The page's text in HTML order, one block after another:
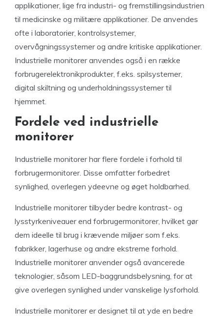
applikationer, lige fra industri- og fremstillingsindustrien
til medicinske og militære applikationer. De anvendes
ofte i laboratorier, kontrolsystemer,
overvågningssystemer og andre kritiske applikationer.
Industrielle monitorer anvendes også i en række
forbrugerelektronikprodukter, f.eks. spilsystemer,
digital skiltning og underholdningssystemer til
hjemmet.
Fordele ved industrielle
monitorer
Industrielle monitorer har flere fordele i forhold til
forbrugermonitorer. Disse omfatter forbedret
synlighed, overlegen ydeevne og øget holdbarhed.
Industrielle monitorer tilbyder bedre kontrast- og
lysstyrkeniveauer end forbrugermonitorer, hvilket gør
dem ideelle til brug i krævende miljøer som f.eks.
fabrikker, lagerhuse og andre ekstreme forhold.
Industrielle monitorer anvender også avancerede
teknologier, såsom LED-baggrundsbelysning, for at
give overlegen synlighed under vanskelige lysforhold.
Industrielle monitorer er designet til at yde en bedre